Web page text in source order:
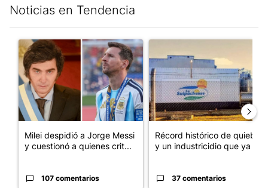
Noticias en Tendencia
Un artículo de tendencia con el título "Milei despidió a Jorge
Milei despidió a Jorge Messi
y cuestionó a quienes crit...
107 comentarios
Récord histórico de quiebras
y un industricidio que ya ...
37 comentarios